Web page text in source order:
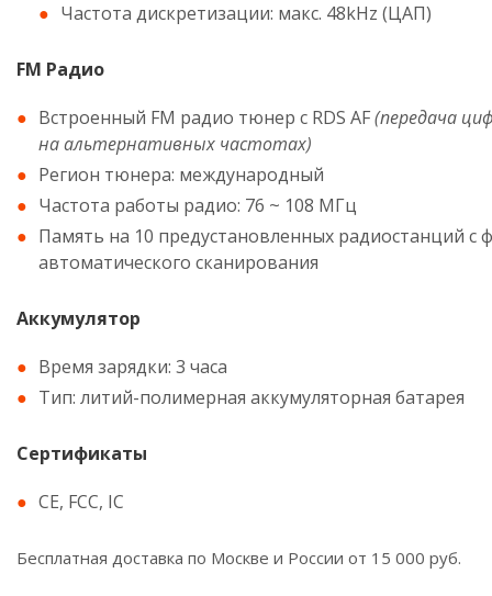
Частота дискретизации: макс. 48kHz (ЦАП)
FM Радио
Встроенный FM радио тюнер с RDS AF(передача
на альтернативных частотах)
Регион тюнера: международный
Частота работы радио: 76 ~ 108 МГц
Память на 10 предустановленных радиостанций с
автоматического сканирования
Аккумулятор
Время зарядки: 3 часа
Тип: литий-полимерная аккумуляторная батарея
Сертификаты
CE, FCC, IC
Бесплатная доставка по Москве и России от 15 000 руб.